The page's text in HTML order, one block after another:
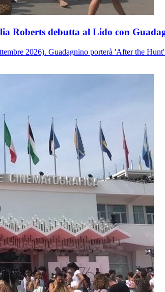
Roberts debutta al Lido con
2026). Guadagnino porterà 'After the